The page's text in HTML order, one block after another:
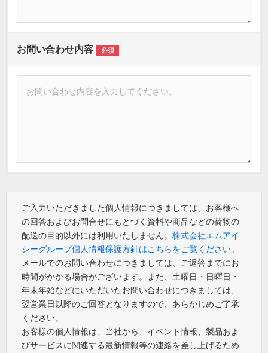
お問い合わせ内容 必須
ご入力いただきました個人情報につきましては、お客様へ
の回答およびお問合せにもとづく資料や商品などの荷物の
配送の目的以外には利用いたしません。 株式会社エムアイ
シーグループ個人情報保護方針はこちらをご覧ください。
メールでのお問い合わせにつきましては、ご返答までにお
時間がかかる場合がございます。また、土曜日・日曜日・
年末年始などにいただいたお問い合わせにつきましては、
翌営業日以降のご回答となりますので、あらかじめご了承
ください。
お客様の個人情報は、当社から、イベント情報、製品およ
びサービスに関連する最新情報等の連絡を差し上げるため